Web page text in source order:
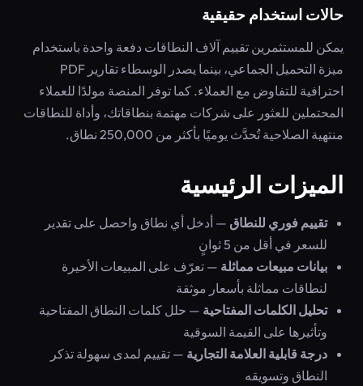
حالات استخدام حقيقية
يمكن للمستثمرين تقييم آلاف النطاقات دفعة واحدة باستخدام
ميزة التحميل الجماعي، بينما يصدر الوسطاء تقارير PDF
احترافية للتفاوض مع العملاء. كما توفر المنصة مولدًا للعملاء
المحتملين للعثور على شركات مهتمة بنطاقاتك، وأداة للنطاقات
منتهية الصلاحية تُحدَّث يوميًا بأكثر من 250,000 نطاق.
الميزات الرئيسية
تقييم فوري للنطاق — أدخل أي نطاق واحصل على تقدير
للسعر في أقل من 5 ثوانٍ
بيانات مبيعات مماثلة — تعرّف على المبيعات الأخيرة
لنطاقات مماثلة بأسعار موثقة
تحليل الكلمات المفتاحية — حلل كلمات النطاق المفتاحية
وتأثيرها على القيمة السوقية
درجة قابلية العلامة التجارية — تقييم لمدى سهولة تذكر
النطاق وتسويقه